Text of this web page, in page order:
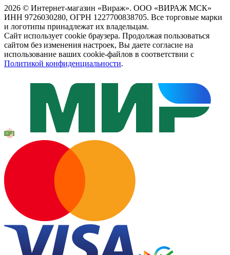
2026 © Интернет-магазин «Вираж». ООО «ВИРАЖ МСК»
ИНН 9726030280, ОГРН 1227700838705. Все торговые марки
и логотипы принадлежат их владельцам.
Сайт использует cookie браузера. Продолжая пользоваться
сайтом без изменения настроек, Вы даете согласие на
использование ваших cookie-файлов в соответствии с
Политикой конфиденциальности.